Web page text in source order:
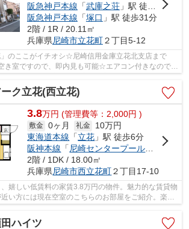
阪急神戸本線 「武庫之荘」駅 徒歩21分
阪急神戸本線 「塚口 」駅 徒歩31分
2階 / 1R / 20.11㎡
兵庫県尼崎市立花町２丁目5-12
」のここがイチオシ☆尼崎信用金庫立花北支店まで
室ですので、即内見も可能☆エアコン付きなので、
単です☆尼崎市は住環境が充実し...
ク立花(西立花)
3.8万円 (管理費等：2,000円 )
敷金 0ヶ月 礼金
10万円
東海道本線 「立花 」駅 徒歩6分
阪神本線 「尼崎センタープール前
」駅 徒
2階 / 1DK / 18.00㎡
兵庫県尼崎市西立花町２丁目17-10
嬉しい低賃料の家賃3.8万円の物件。魅力的な賃貸物
い方には現在空室のこちらのお部屋をご紹介。楽し
ハイツ